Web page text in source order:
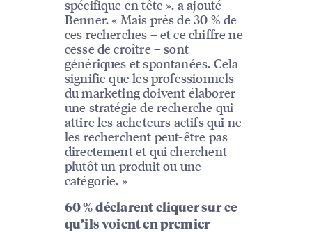
spécifique en tête », a ajouté
Benner. « Mais près de 30 % de
ces recherches – et ce chiffre ne
cesse de croître – sont
génériques et spontanées. Cela
signifie que les professionnels
du marketing doivent élaborer
une stratégie de recherche qui
attire les acheteurs actifs qui ne
les recherchent peut-être pas
directement et qui cherchent
plutôt un produit ou une
catégorie. »
60 % déclarent cliquer sur ce
qu’ils voient en premier